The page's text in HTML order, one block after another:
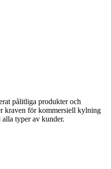
pålitliga produkter och
kraven för kommersiell kylning
typer av kunder.